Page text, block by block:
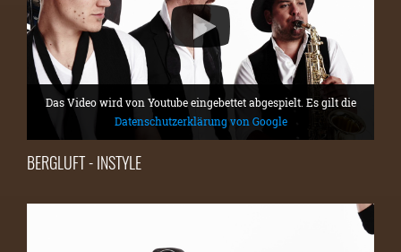
Das Video wird von Youtube eingebettet abgespielt. Es gilt die
Datenschutzerklärung von Google
BERGLUFT - INSTYLE